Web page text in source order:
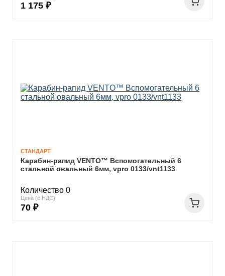
1 175 ₽
СТАНДАРТ
Карабин-рапид VENTO™ Вспомогательный 6
стальной овальный 6мм, vpro 0133/vnt1133
Количество 0
Цена (с НДС):
70 ₽